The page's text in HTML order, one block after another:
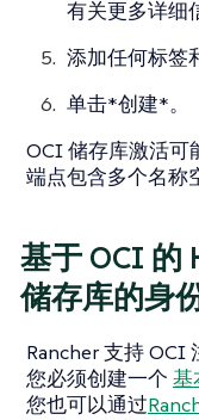
有关更多详细
添加任何标签
单击*创建*。
OCI 储存库激活可
端点包含多个名称
基于 OCI 的
储存库的身
Rancher 支持 OCI
您必须创建一个 基
您也可以通过